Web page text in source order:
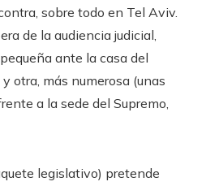
sobre todo en Tel Aviv.
de la audiencia judicial,
ante la casa del
otra, más numerosa (unas
a la sede del Supremo,
legislativo) pretende